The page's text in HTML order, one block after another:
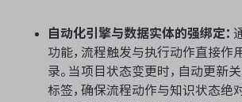
自动化引擎与数据实体的强绑定：
功能，流程触发与执行动作直接作
录。当项目状态变更时，自动更新
标签，确保流程动作与知识状态绝